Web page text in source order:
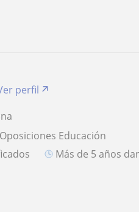
perfil
Educación
más de 5 años